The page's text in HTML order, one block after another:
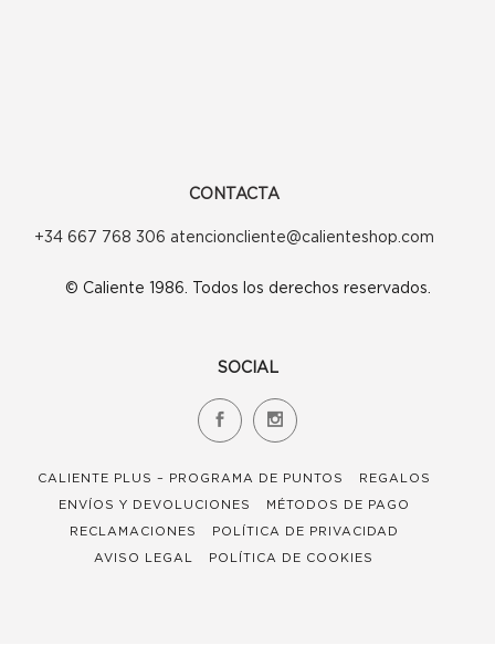
CONTACTA
+34 667 768 306 atencioncliente@calienteshop.com
© Caliente 1986. Todos los derechos reservados.
SOCIAL
CALIENTE PLUS – PROGRAMA DE PUNTOS
REGALOS
ENVÍOS Y DEVOLUCIONES
MÉTODOS DE PAGO
RECLAMACIONES
POLÍTICA DE PRIVACIDAD
AVISO LEGAL
POLÍTICA DE COOKIES